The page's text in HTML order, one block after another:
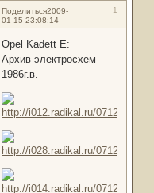
Поделиться 1
2009-
01-15 23:08:14
Opel Kadett E:
Архив электросхем
1986г.в.